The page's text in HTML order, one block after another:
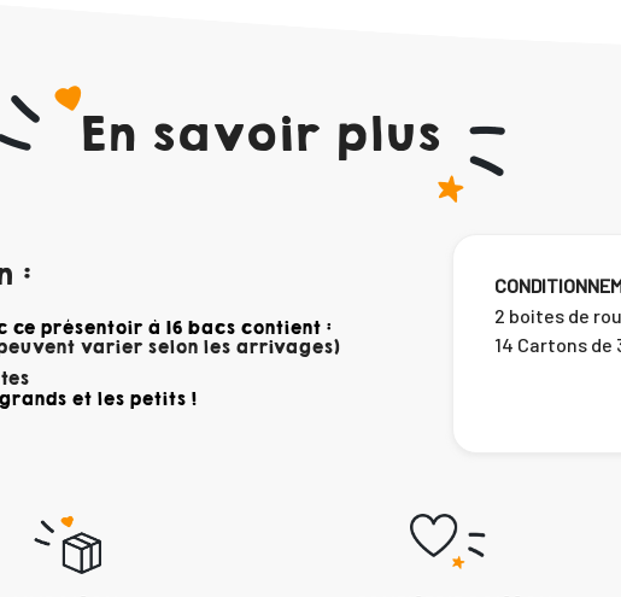
En savoir plus
:
présentoir à 16 bacs contient :
varier selon les arrivages)
et les petits !
2 boites de
14 Cartons de